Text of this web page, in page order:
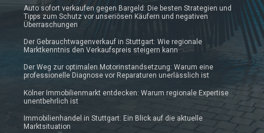
Auto sofort verkaufen gegen Bargeld: Die besten Strategien und
Tipps zum Schutz vor unseriösen Käufern und negativen
Überraschungen
Der Gebrauchtwagenverkauf in Stuttgart: Wie regionale
Marktkenntnis den Verkaufspreis steigern kann
Der Weg zur optimalen Motorinstandsetzung: Warum eine
professionelle Diagnose vor Reparaturen unerlässlich ist
Kölner Immobilienmarkt entdecken: Warum regionale Expertise
unentbehrlich ist
Immobilienhandel in Stuttgart: Ein Blick auf die aktuelle
Marktsituation